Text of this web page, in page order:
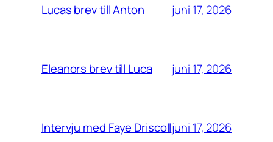
Lucas brev till Anton juni 17, 2026
Eleanors brev till Luca juni 17, 2026
Intervju med Faye Driscolljuni 17, 2026